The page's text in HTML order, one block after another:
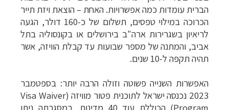
הברית עומדות כמה אפשרויות. האחת – הוצאת ויזת תייר
הכרוכה במילוי טפסים, תשלום של כ-160 דולר, הגעה
לריאיון בשגרירות ארה"ב בירושלים או בקונסוליה בתל
אביב, והמתנה של מספר שבועות עד קבלת הוויזה, אשר
תהיה תקפה ל-10 שנים.
האפשרות השנייה פשוטה וזולה הרבה יותר: בספטמבר
2023 נכנסה ישראל לתוכנית פטור מוויזה
(
Visa Waiver
Program
)
הכוללת עוד 40 מדינות, במסגרתה ניתן